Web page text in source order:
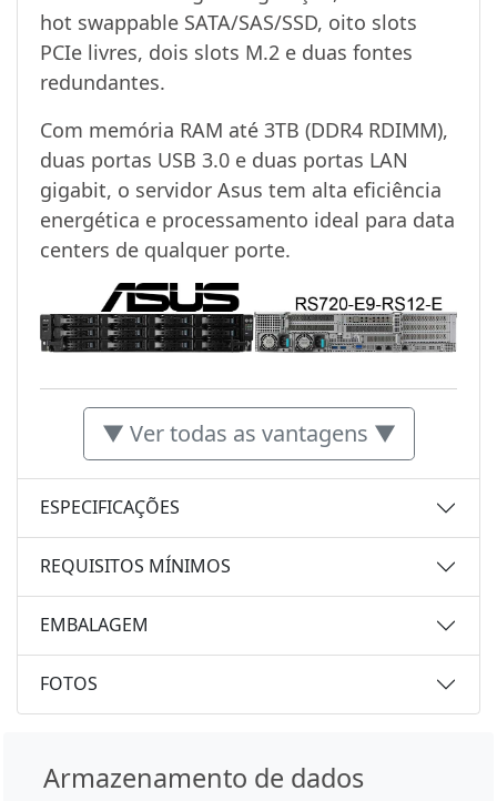
hot swappable SATA/SAS/SSD, oito slots
PCIe livres, dois slots M.2 e duas fontes
redundantes.
Com memória RAM até 3TB (DDR4 RDIMM),
duas portas USB 3.0 e duas portas LAN
gigabit, o servidor Asus tem alta eficiência
energética e processamento ideal para data
centers de qualquer porte.
▼ Ver todas as vantagens ▼
ESPECIFICAÇÕES
REQUISITOS MÍNIMOS
EMBALAGEM
FOTOS
Armazenamento de dados